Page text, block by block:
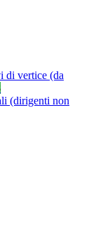
di vertice (da
(dirigenti non